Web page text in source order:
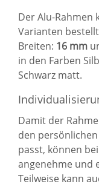
Der Alu-Rahmen
Varianten
Breiten: 16 mm
in den Farben
Schwarz matt.
Damit der
den
passt, können
angenehme und
Teilweise kann